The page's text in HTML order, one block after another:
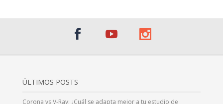
ÚLTIMOS POSTS
Corona vs V-Ray: ¿Cuál se adapta mejor a tu estudio de